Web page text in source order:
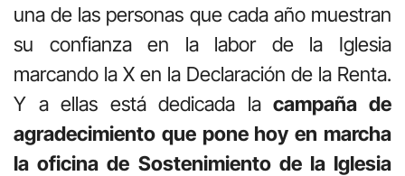
una de las personas que cada año muestran
su confianza en la labor de la Iglesia
marcando la X en la Declaración de la Renta.
Y a ellas está dedicada lacampaña de
agradecimiento que pone hoy en marcha
la oficina de Sostenimiento de la Iglesia